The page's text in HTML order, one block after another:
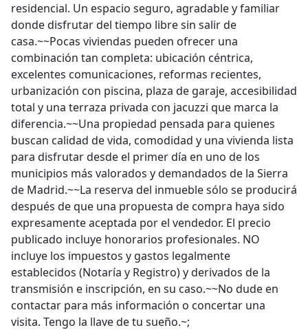
residencial. Un espacio seguro, agradable y familiar
donde disfrutar del tiempo libre sin salir de
casa.~~Pocas viviendas pueden ofrecer una
combinación tan completa: ubicación céntrica,
excelentes comunicaciones, reformas recientes,
urbanización con piscina, plaza de garaje, accesibilidad
total y una terraza privada con jacuzzi que marca la
diferencia.~~Una propiedad pensada para quienes
buscan calidad de vida, comodidad y una vivienda lista
para disfrutar desde el primer día en uno de los
municipios más valorados y demandados de la Sierra
de Madrid.~~La reserva del inmueble sólo se producirá
después de que una propuesta de compra haya sido
expresamente aceptada por el vendedor. El precio
publicado incluye honorarios profesionales. NO
incluye los impuestos y gastos legalmente
establecidos (Notaría y Registro) y derivados de la
transmisión e inscripción, en su caso.~~No dude en
contactar para más información o concertar una
visita. Tengo la llave de tu sueño.~;